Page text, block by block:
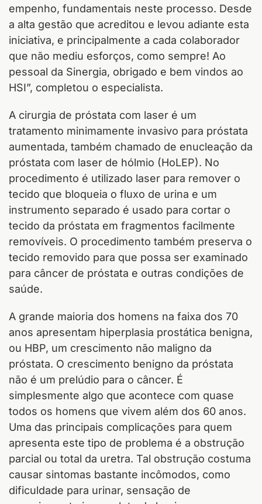
empenho, fundamentais neste processo. Desde
a alta gestão que acreditou e levou adiante esta
iniciativa, e principalmente a cada colaborador
que não mediu esforços, como sempre! Ao
pessoal da Sinergia, obrigado e bem vindos ao
HSI”, completou o especialista.
A cirurgia de próstata com laser é um
tratamento minimamente invasivo para próstata
aumentada, também chamado de enucleação da
próstata com laser de hólmio (HoLEP). No
procedimento é utilizado laser para remover o
tecido que bloqueia o fluxo de urina e um
instrumento separado é usado para cortar o
tecido da próstata em fragmentos facilmente
removíveis. O procedimento também preserva o
tecido removido para que possa ser examinado
para câncer de próstata e outras condições de
saúde.
A grande maioria dos homens na faixa dos 70
anos apresentam hiperplasia prostática benigna,
ou HBP, um crescimento não maligno da
próstata. O crescimento benigno da próstata
não é um prelúdio para o câncer. É
simplesmente algo que acontece com quase
todos os homens que vivem além dos 60 anos.
Uma das principais complicações para quem
apresenta este tipo de problema é a obstrução
parcial ou total da uretra. Tal obstrução costuma
causar sintomas bastante incômodos, como
dificuldade para urinar, sensação de